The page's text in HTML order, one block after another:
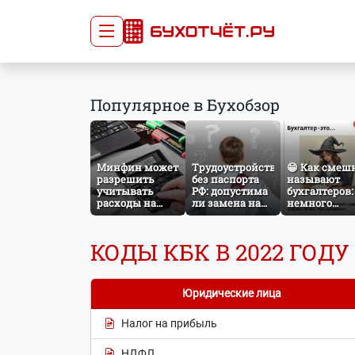
Главная
Сдать отчёт
Тарифы
Оплата
Популярное в Бухобзор
Минфин может
разрешить
учитывать
расходы на
защиту от
на прибыль
Трудоустройство
без паспорта
РФ: допустима
ли замена на
загранпаспорт?
😁 Как
называют
бухгалтеров:
немного
КОДЫ КБК В 2022 ГОДУ
Юридические лица
Налог на прибыль